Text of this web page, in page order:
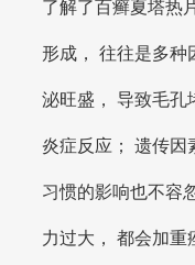
了解了百癣夏塔热
形成， 往往是多种
泌旺盛， 导致毛孔
炎症反应； 遗传因
习惯的影响也不容
力过大， 都会加重